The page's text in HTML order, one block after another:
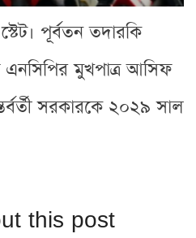
পূর্বতন তদারকি
এনসিপির মুখপাত্র আসিফ
সরকারকে ২০২৯ সাল
this post